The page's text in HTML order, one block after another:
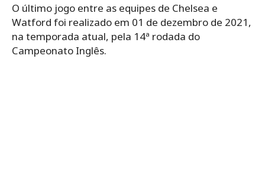
O último jogo entre as equipes de Chelsea e
Watford foi realizado em 01 de dezembro de 2021,
na temporada atual, pela 14ª rodada do
Campeonato Inglês.